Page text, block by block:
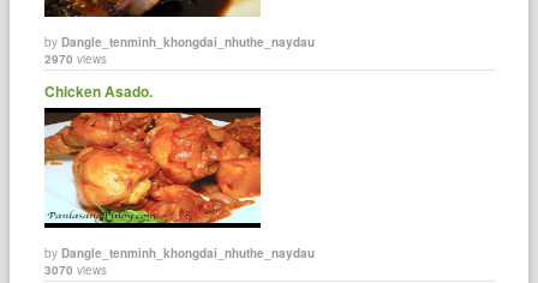
byDangle_tenminh_khongdai_nhuthe_naydau
2970 views
Chicken Asado.
byDangle_tenminh_khongdai_nhuthe_naydau
3070 views